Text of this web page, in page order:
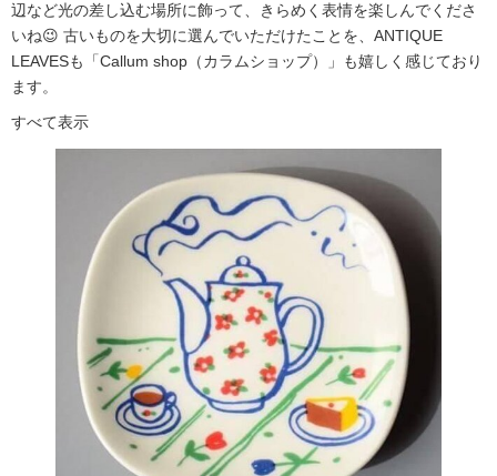
辺など光の差し込む場所に飾って、きらめく表情を楽しんでくださ
いね😉 古いものを大切に選んでいただけたことを、ANTIQUE
LEAVESも「Callum shop（カラムショップ）」も嬉しく感じており
ます。
すべて表示